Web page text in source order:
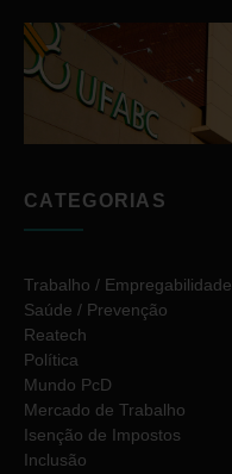
CATEGORIAS
Trabalho / Empregabilidade
Saúde / Prevenção
Reatech
Política
Mundo PcD
Mercado de Trabalho
Isenção de Impostos
Inclusão